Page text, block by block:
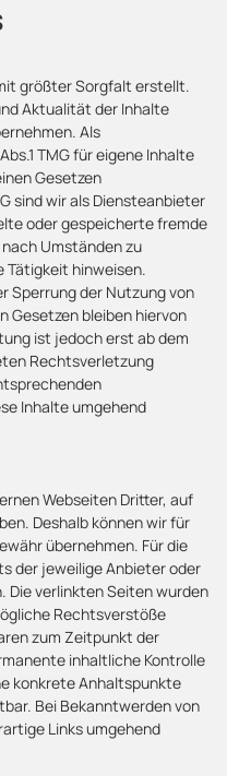
größter Sorgfalt erstellt.
Aktualität der Inhalte
Als
TMG für eigene Inhalte
Gesetzen
sind wir als Diensteanbieter
oder gespeicherte fremde
Umständen zu
Tätigkeit hinweisen.
Sperrung der Nutzung von
Gesetzen bleiben hiervon
ist jedoch erst ab dem
Rechtsverletzung
Inhalte umgehend
Webseiten Dritter, auf
Deshalb können wir für
übernehmen. Für die
der jeweilige Anbieter oder
verlinkten Seiten wurden
Rechtsverstöße
zum Zeitpunkt der
inhaltliche Kontrolle
konkrete Anhaltspunkte
Bei Bekanntwerden von
Links umgehend